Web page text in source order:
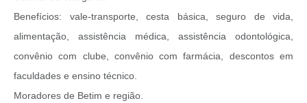
Benefícios: vale-transporte, cesta básica, seguro de vida,
alimentação, assistência médica, assistência odontológica,
convênio com clube, convênio com farmácia, descontos em
faculdades e ensino técnico.
Moradores de Betim e região.